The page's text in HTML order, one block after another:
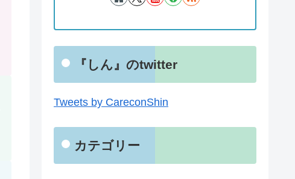
『しん』のtwitter
Tweets by CareconShin
カテゴリー